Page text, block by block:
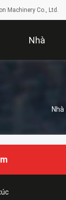
Machinery Co., Ltd.
Nhà
Nhà